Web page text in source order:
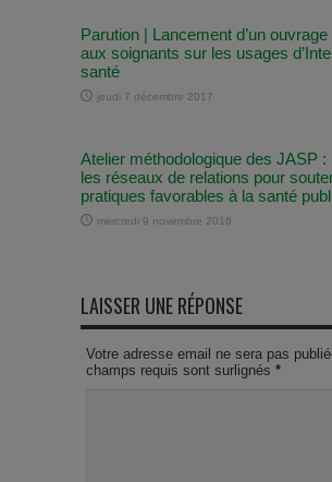
Parution | Lancement d’un
aux soignants sur les usages
santé
jeudi 7 décembre 2017
Atelier méthodologique des JASP
les réseaux de relations pour
pratiques favorables à la santé
mercredi 9 novembre 2016
LAISSER UNE RÉPONSE
Votre adresse email ne sera pas
champs requis sont surlignés *